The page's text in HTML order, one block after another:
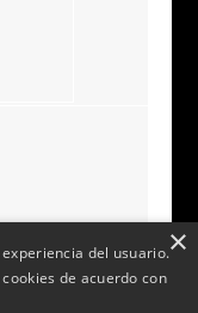
del usuario.
de acuerdo con
×